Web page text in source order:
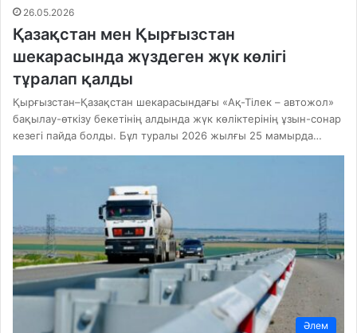
26.05.2026
Қазақстан мен Қырғызстан
шекарасында жүздеген жүк көлігі
тұралап қалды
Қырғызстан–Қазақстан шекарасындағы «Ақ-Тілек – автожол»
бақылау-өткізу бекетінің алдында жүк көліктерінің ұзын-сонар
кезегі пайда болды. Бұл туралы 2026 жылғы 25 мамырда…
Әлем